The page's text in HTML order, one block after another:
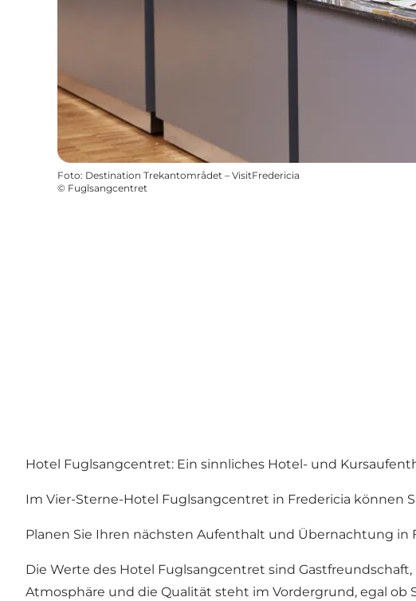
Foto: Destination Trekantområdet – VisitFredericia
© Fuglsangcentret
Hotel Fuglsangcentret: Ein sinnliches Hotel- und
Im Vier-Sterne-Hotel Fuglsangcentret in Fredericia
Planen Sie Ihren nächsten Aufenthalt und Übernachtung in
Die Werte des Hotel Fuglsangcentret sind
Atmosphäre und die Qualität steht im Vordergrund, egal ob